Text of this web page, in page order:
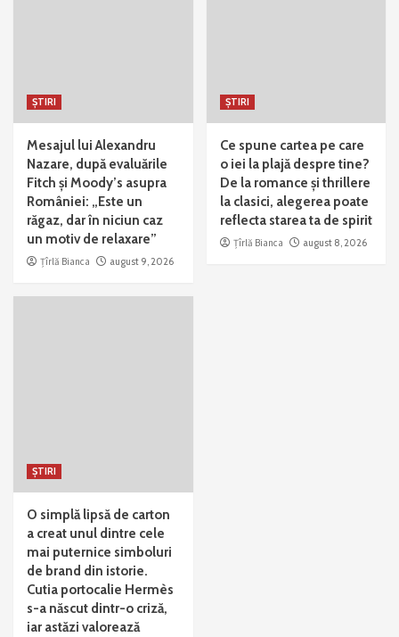
ȘTIRI
Mesajul lui Alexandru
Nazare, după evaluările
Fitch și Moody’s asupra
României: „Este un
răgaz, dar în niciun caz
un motiv de relaxare”
Țîrlă Bianca august 9, 2026
ȘTIRI
Ce spune cartea pe care
o iei la plajă despre tine?
De la romance și thrillere
la clasici, alegerea poate
reflecta starea ta de spirit
Țîrlă Bianca august 8, 2026
ȘTIRI
O simplă lipsă de carton
a creat unul dintre cele
mai puternice simboluri
de brand din istorie.
Cutia portocalie Hermès
s-a născut dintr-o criză,
iar astăzi valorează